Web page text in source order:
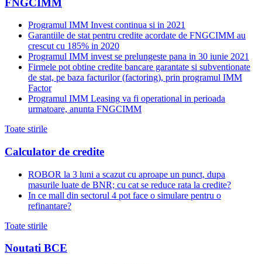
Programul IMM Invest continua si in 2021
Garantiile de stat pentru credite acordate de FNGCIMM au
crescut cu 185% in 2020
Programul IMM invest se prelungeste pana in 30 iunie 2021
Firmele pot obtine credite bancare garantate si subventionate
de stat, pe baza facturilor (factoring), prin programul IMM
Factor
Programul IMM Leasing va fi operational in perioada
urmatoare, anunta FNGCIMM
Toate stirile
Calculator de credite
ROBOR la 3 luni a scazut cu aproape un punct, dupa
masurile luate de BNR; cu cat se reduce rata la credite?
In ce mall din sectorul 4 pot face o simulare pentru o
refinantare?
Toate stirile
Noutati BCE